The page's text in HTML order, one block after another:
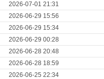
2026-07-01 21:31
2026-06-29 15:56
2026-06-29 15:34
2026-06-29 00:28
2026-06-28 20:48
2026-06-28 18:59
2026-06-25 22:34